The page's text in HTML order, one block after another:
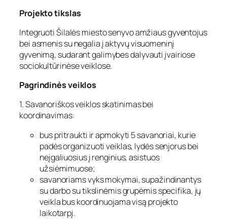
Projekto tikslas
Integruoti Šilalės miesto senyvo amžiaus gyventojus
bei asmenis su negalia į aktyvų visuomeninį
gyvenimą, sudarant galimybes dalyvauti įvairiose
sociokultūrinėse veiklose.
Pagrindinės veiklos
1. Savanoriškos veiklos skatinimas bei
koordinavimas:
bus pritraukti ir apmokyti 5 savanoriai, kurie
padės organizuoti veiklas, lydės senjorus bei
neįgaliuosius į renginius, asistuos
užsiėmimuose;
savanoriams vyks mokymai, supažindinantys
su darbo su tikslinėmis grupėmis specifika, jų
veikla bus koordinuojama visą projekto
laikotarpį.